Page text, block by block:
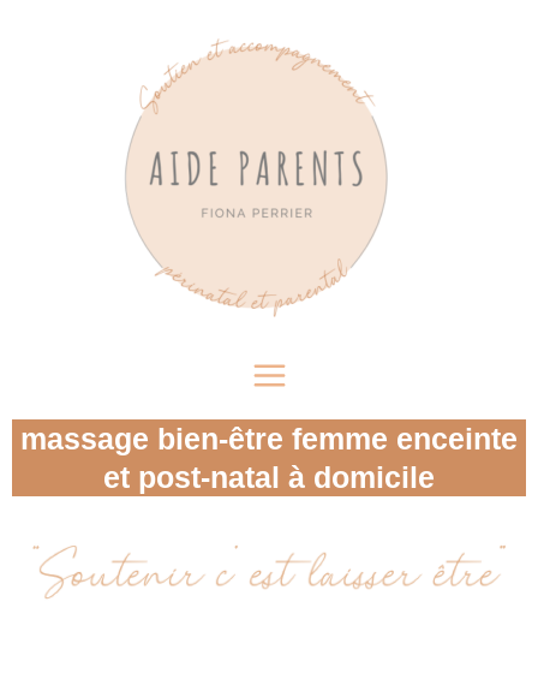
massage bien-être femme enceinte
et post-natal à domicile